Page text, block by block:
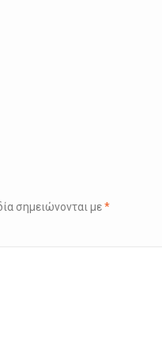
σημειώνονται με*